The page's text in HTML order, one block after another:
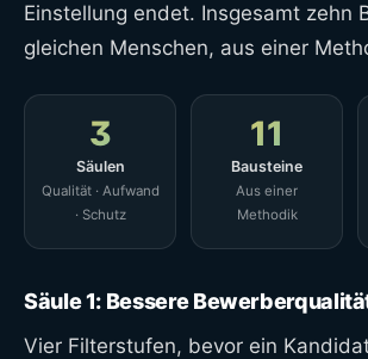
Einstellung endet. Insgesamt zehn
gleichen Menschen, aus einer
3
Säulen
Qualität · Aufwand
· Schutz
11
Bausteine
Aus einer
Methodik
Säule 1: Bessere
Vier Filterstufen, bevor ein